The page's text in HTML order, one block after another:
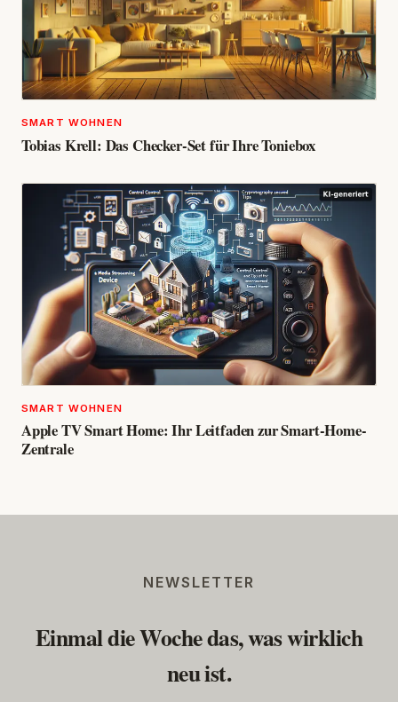
SMART WOHNEN
Tobias Krell: Das Checker-Set für Ihre Toniebox
SMART WOHNEN
Apple TV Smart Home: Ihr Leitfaden zur Smart-Home-
Zentrale
NEWSLETTER
Einmal die Woche das, was wirklich
neu ist.